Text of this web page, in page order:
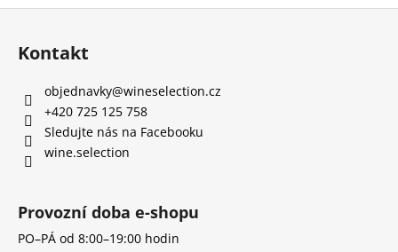
Z
Kontakt
objednavky@wineselection.cz
+420 725 125 758
Sledujte nás na Facebooku
wine.selection
Provozní doba e-shopu
PO–PÁ od 8:00–19:00 hodin